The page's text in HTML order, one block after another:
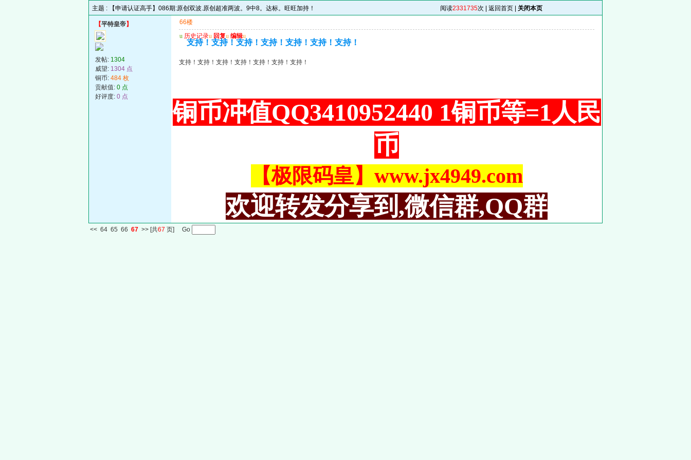
主题 : 【申请认证高手】086期:原创双波.原创超准两波。9中8。达标。旺旺加持！ 阅读2331735次 | 返回首页 关闭本页
【平特皇帝】
发帖: 1304
威望: 1304 点
铜币: 484 枚
贡献值: 0 点
好评度: 0 点
66楼
u 历史记录u 回复u 编辑u
支持！支持！支持！支持！支持！支持！支持！
支持！支持！支持！支持！支持！支持！支持！
铜币冲值QQ3410952440 1铜币等=1人民
币
【极限码皇】www.jx4949.com
欢迎转发分享到,微信群,QQ群
<< 64 65 66 67 >> [共67 页] Go